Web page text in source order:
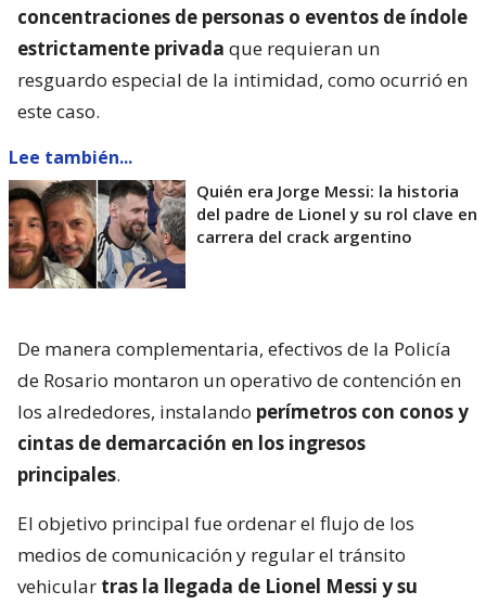
concentraciones de personas o eventos de índole
estrictamente privada que requieran un
resguardo especial de la intimidad, como ocurrió en
este caso.
Lee también...
Quién era Jorge Messi: la historia
del padre de Lionel y su rol clave en
carrera del crack argentino
De manera complementaria, efectivos de la Policía
de Rosario montaron un operativo de contención en
los alrededores, instalando perímetros con conos y
cintas de demarcación en los ingresos
principales.
El objetivo principal fue ordenar el flujo de los
medios de comunicación y regular el tránsito
vehicular tras la llegada de Lionel Messi y su